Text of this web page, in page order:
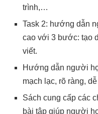
trình,…
Task 2: hướng dẫn
cao với 3 bước: tạo
viết.
Hướng dẫn người
mạch lạc, rõ ràng,
Sách cung cấp các
bài tập giúp người